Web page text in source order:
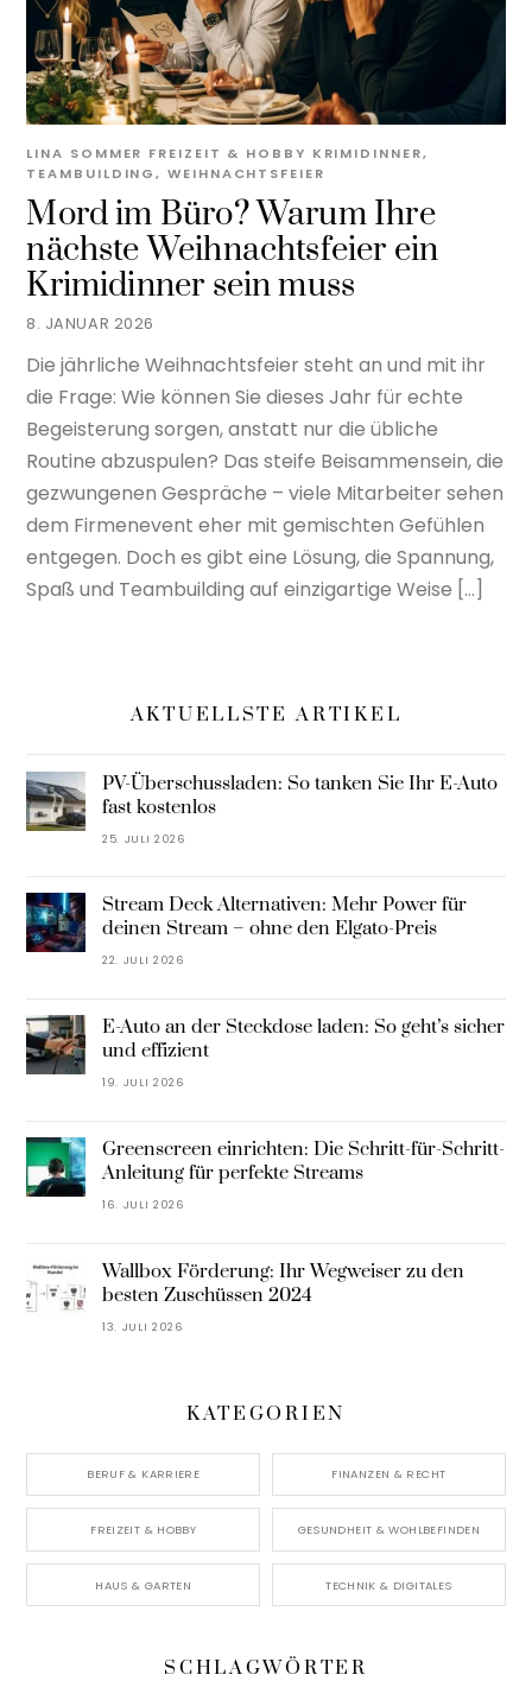
8. JANUAR 2026
Mord im Büro? Warum Ihre
nächste Weihnachtsfeier ein
Krimidinner sein muss
LINA SOMMER FREIZEIT & HOBBY KRIMIDINNER,
TEAMBUILDING,WEIHNACHTSFEIER
Die jährliche Weihnachtsfeier steht an und mit ihr
die Frage: Wie können Sie dieses Jahr für echte
Begeisterung sorgen, anstatt nur die übliche
Routine abzuspulen? Das steife Beisammensein, die
gezwungenen Gespräche – viele Mitarbeiter sehen
dem Firmenevent eher mit gemischten Gefühlen
entgegen. Doch es gibt eine Lösung, die Spannung,
Spaß und Teambuilding auf einzigartige Weise […]
AKTUELLSTE ARTIKEL
PV-Überschussladen: So tanken Sie Ihr E-Auto
fast kostenlos
25. JULI 2026
Stream Deck Alternativen: Mehr Power für
deinen Stream – ohne den Elgato-Preis
22. JULI 2026
E-Auto an der Steckdose laden: So geht’s sicher
und effizient
19. JULI 2026
Greenscreen einrichten: Die Schritt-für-Schritt-
Anleitung für perfekte Streams
16. JULI 2026
Wallbox Förderung: Ihr Wegweiser zu den
besten Zuschüssen 2024
13. JULI 2026
KATEGORIEN
BERUF & KARRIERE FINANZEN & RECHT
FREIZEIT & HOBBY GESUNDHEIT & WOHLBEFINDEN
HAUS & GARTEN TECHNIK & DIGITALES
SCHLAGWÖRTER